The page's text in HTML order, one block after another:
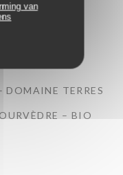
van
– BIO
DOMAINE TERRES
– BIO